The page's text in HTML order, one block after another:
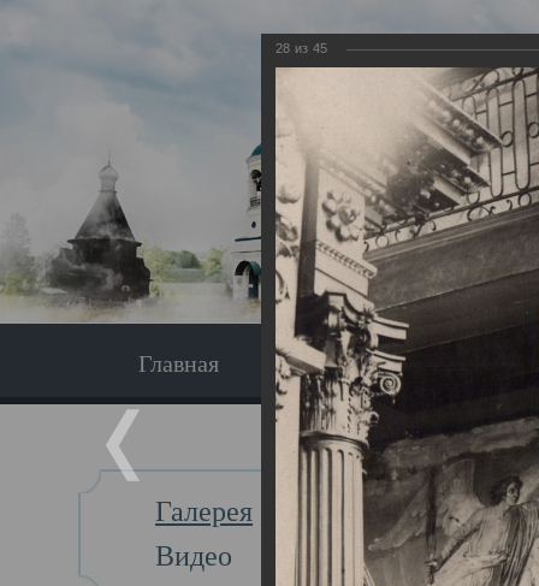
Главная Экскурсия
Галерея
Видео
Главная
28 из 45